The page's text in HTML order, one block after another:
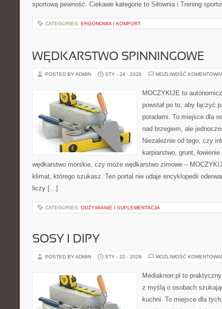
sportową pewność. Ciekawe kategorie to Siłownia i Trening
CATEGORIES: ERGONOMIA I KOMFORT
WĘDKARSTWO SPINNINGOWE
POSTED BY ADMIN STY - 24 - 2026 MOŻLIWOŚĆ
MOCZYKIJE to
powstał po to, aby łączyć
poradami. To miejsce dla
nad brzegiem, ale
Niezależnie od tego, czy
karpiarstwo, grunt,
wędkarstwo morskie, czy może wędkarstwo zimowe –
klimat, którego szukasz. Ten portal nie udaje encyklopedii
liczy […]
CATEGORIES: ODŻYWIANIE I SUPLEMENTACJA
SOSY I DIPY
POSTED BY ADMIN STY - 22 - 2026 MOŻLIWOŚĆ
Mediaknorr.pl to
z myślą o osobach
kuchni. To miejsce dla